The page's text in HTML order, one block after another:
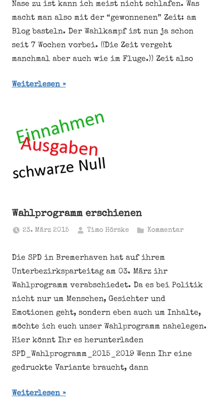
Nase zu ist kann ich meist nicht schlafen. Was
macht man also mit der “gewonnenen” Zeit: am
Blog basteln. Der Wahlkampf ist nun ja schon
seit 7 Wochen vorbei. ((Die Zeit vergeht
manchmal aber auch wie im Fluge.)) Zeit also
Weiterlesen
Wahlprogramm erschienen
23. März 2015 Timo Hörske Kommentar
Die SPD in Bremerhaven hat auf ihrem
Unterbezirksparteitag am 03. März ihr
Wahlprogramm verabschiedet. Da es bei Politik
nicht nur um Menschen, Gesichter und
Emotionen geht, sondern eben auch um Inhalte,
möchte ich euch unser Wahlprogramm nahelegen.
Hier könnt Ihr es herunterladen
SPD_Wahlprogramm_2015_2019 Wenn Ihr eine
gedruckte Variante braucht, dann
Weiterlesen